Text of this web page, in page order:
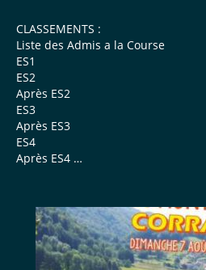
CLASSEMENTS :
Liste des Admis a la Course
ES1
ES2
Après ES2
ES3
Après ES3
ES4
Après ES4
ES6
Après ES6
Classement Final Définitif
Classement par...